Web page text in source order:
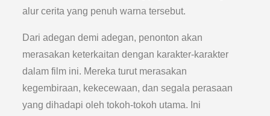
alur cerita yang penuh warna tersebut.
Dari adegan demi adegan, penonton akan
merasakan keterkaitan dengan karakter-karakter
dalam film ini. Mereka turut merasakan
kegembiraan, kekecewaan, dan segala perasaan
yang dihadapi oleh tokoh-tokoh utama. Ini